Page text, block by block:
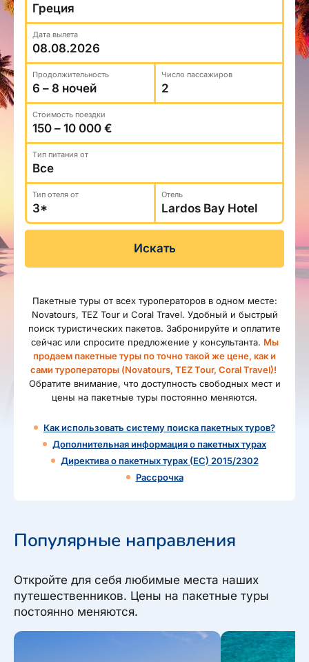
Подарочная карта Estravel
Reisikaubad.ee
Airalo eSIM
Бонусные пункты, Золотая карточка, Platinum
Club...
Золотая карточка
Platinum Club
Бонусные пункты
О нас
О компании, контакты, наши консультанты,
новости...
О компании
Контакты
Наши консультанты
Приходите на работу
Новости
Дата вылета
Продолжительность Число пассажиров
Стоимость поездки
Tип питания от
Тип отеля от Отель
Искать
Пакетные туры от всех туроператоров в одном месте:
Novatours, TEZ Tour и Coral Travel. Удобный и быстрый
поиск туристических пакетов. Забронируйте и оплатите
сейчас или спросите предложение у консультанта. Мы
продаем пакетные туры по точно такой же цене, как и
сами туроператоры (Novatours, TEZ Tour, Coral Travel)!
Обратите внимание, что доступность свободных мест и
цены на пакетные туры постоянно меняются.
Как использовать систему поиска пакетных туров?
Дополнительная информация о пакетных турах
Директива о пакетных турах (ЕС) 2015/2302
Рассрочка
Популярные направления
Откройте для себя любимые места наших
путешественников. Цены на пакетные туры
постоянно меняются.